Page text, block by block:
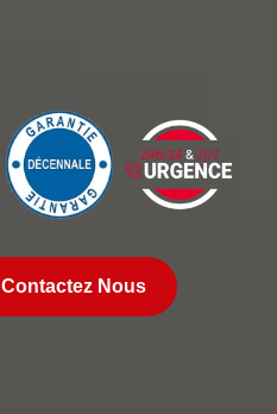
Contactez Nous